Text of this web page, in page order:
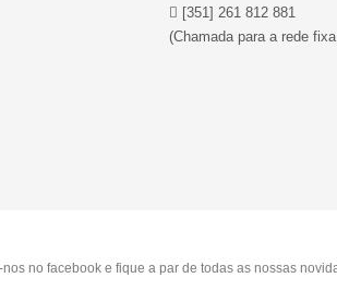
[351] 261 812 881
(Chamada para a rede
no facebook e fique a par de todas as nossas